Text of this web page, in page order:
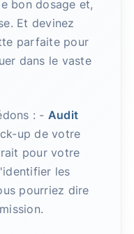
bon dosage et,
Et devinez
parfaite pour
dans le vaste
: - Audit
up de votre
pour votre
les
pourriez dire